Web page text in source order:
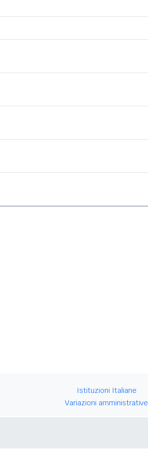
Istituzioni Italiane
Variazioni amministrative